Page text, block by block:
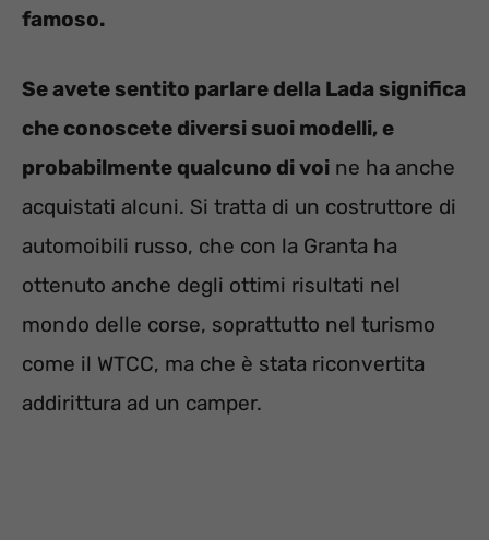
famoso.
Se avete sentito parlare della Lada significa
che conoscete diversi suoi modelli, e
probabilmente qualcuno di voi ne ha anche
acquistati alcuni. Si tratta di un costruttore di
automoibili russo, che con la Granta ha
ottenuto anche degli ottimi risultati nel
mondo delle corse, soprattutto nel turismo
come il WTCC, ma che è stata riconvertita
addirittura ad un camper.